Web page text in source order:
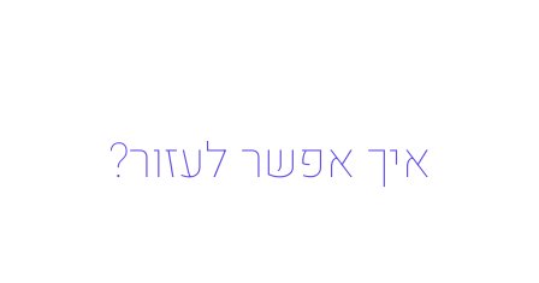
איך אפשר לעזור?